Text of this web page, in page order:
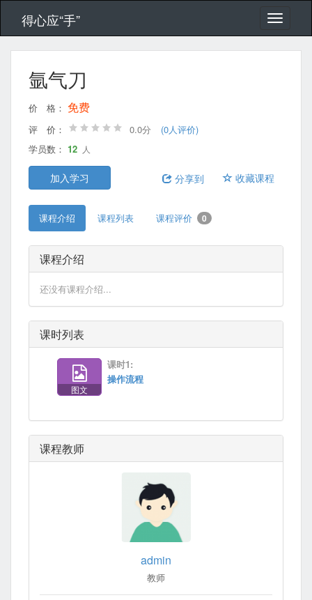
得心应“手”
氩气刀
价 格： 免费
评 价： 0.0分
(0人评价)
学员数： 12 人
加入学习 收藏课程
分享到
课程介绍 课程列表 课程评价 0
课程介绍
还没有课程介绍...
课时列表
图文
课时1:
操作流程
课程教师
admin
教师